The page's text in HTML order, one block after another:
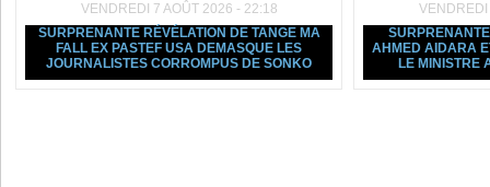
VENDREDI 7 AOÛT 2026 - 22:18
SURPRENANTE RÉVÉLATION DE TANGE MA
FALL EX PASTEF USA DEMASQUE LES
JOURNALISTES CORROMPUS DE SONKO
AHMED AIDARA
LE MINISTRE